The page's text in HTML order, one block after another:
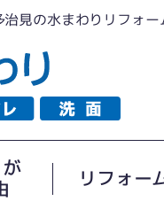
見の水まわりリフォー
が
リフォー